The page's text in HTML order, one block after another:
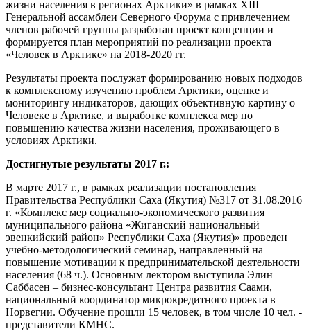
жизни населения в регионах Арктики» в рамках XIII
Генеральной ассамблеи Северного Форума с привлечением
членов рабочей группы разработан проект концепции и
формируется план мероприятий по реализации проекта
«Человек в Арктике» на 2018-2020 гг.
Результаты проекта послужат формированию новых подходов
к комплексному изучению проблем Арктики, оценке и
мониторингу индикаторов, дающих объективную картину о
Человеке в Арктике, и выработке комплекса мер по
повышению качества жизни населения, проживающего в
условиях Арктики.
Достигнутые результаты 2017 г.:
В марте 2017 г., в рамках реализации постановления
Правительства Республики Саха (Якутия) №317 от 31.08.2016
г. «Комплекс мер социально-экономического развития
муниципального района «Жиганский национальный
эвенкийский район» Республики Саха (Якутия)» проведен
учебно-методологический семинар, направленный на
повышение мотивации к предпринимательской деятельности
населения (68 ч.). Основным лектором выступила Элин
Саббасен – бизнес-консультант Центра развития Саами,
национальный координатор микрокредитного проекта в
Норвегии. Обучение прошли 15 человек, в том числе 10 чел. -
представители КМНС.